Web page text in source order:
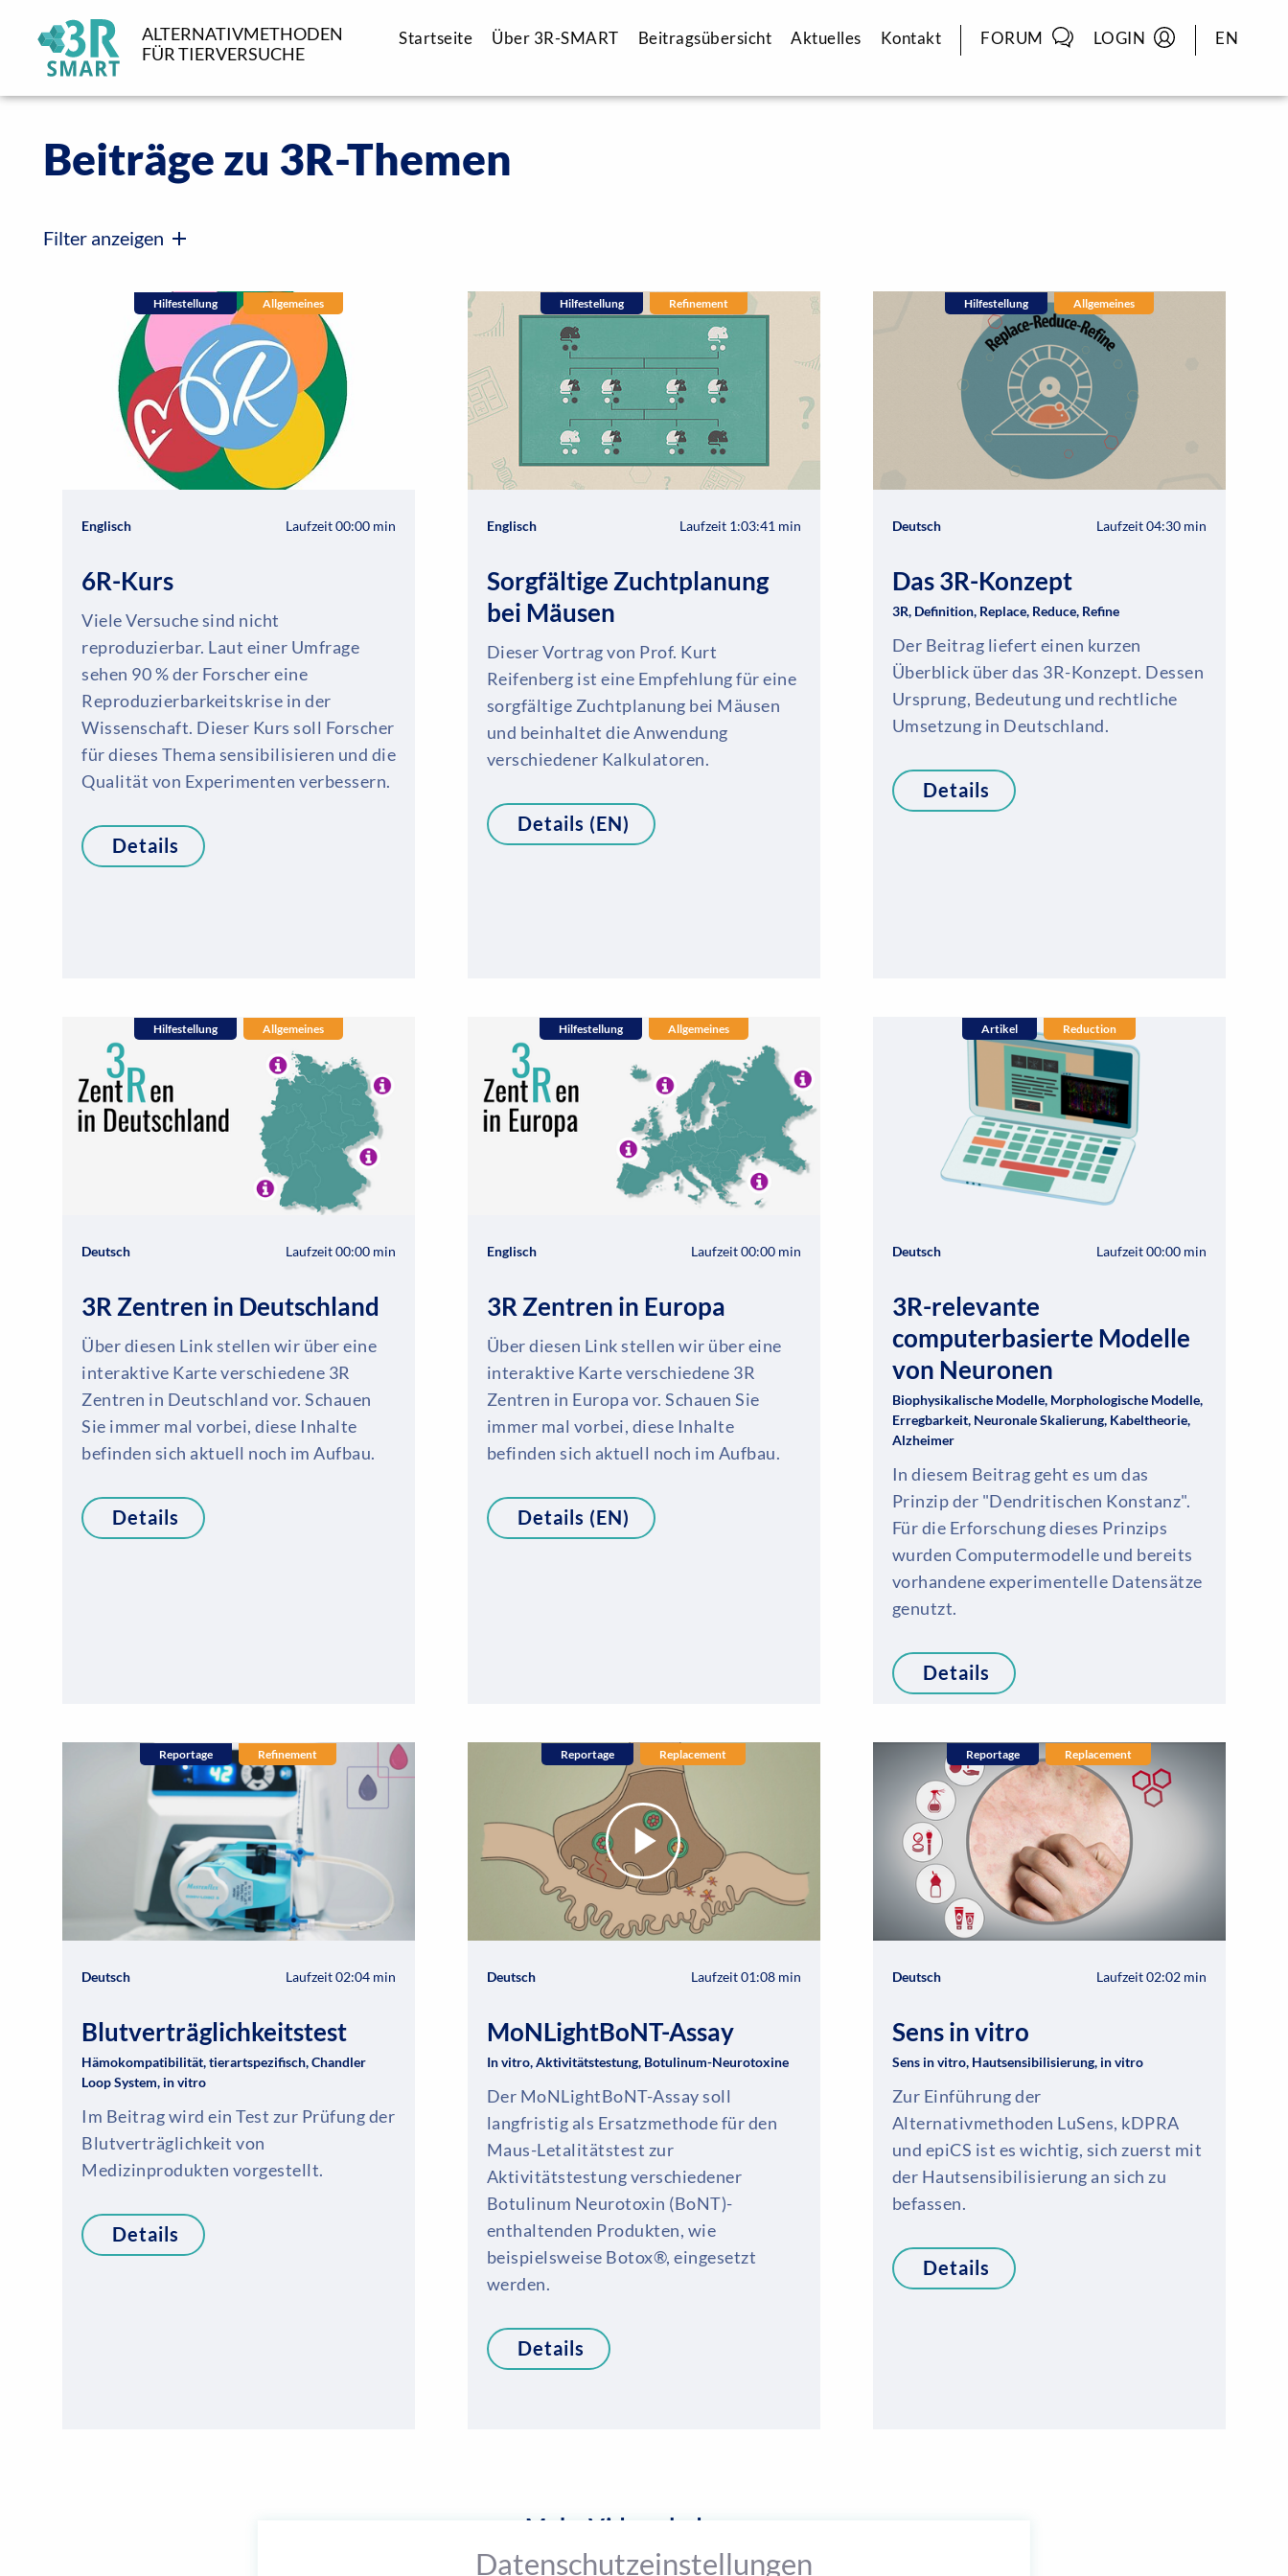
ALTERNATIVMETHODEN
FÜR TIERVERSUCHE
Startseite Über 3R-SMART Beitragsübersicht Aktuelles Kontakt FORUM LOGIN EN
Beiträge zu 3R-Themen
Filter anzeigen
alle anzeigen(22) (4) Protokoll(2) Reportage(7) Hilfestellung(8) Artikel(1)
alle anzeigen (22) (4)
Hilfestellung Allgemeines
Englisch Laufzeit 00:00 min
6R-Kurs
Viele Versuche sind nicht
reproduzierbar. Laut einer Umfrage
sehen 90 % der Forscher eine
Reproduzierbarkeitskrise in der
Wissenschaft. Dieser Kurs soll Forscher
für dieses Thema sensibilisieren und die
Qualität von Experimenten verbessern.
Details
Hilfestellung Refinement
Englisch Laufzeit 1:03:41 min
Sorgfältige Zuchtplanung
bei Mäusen
Dieser Vortrag von Prof. Kurt
Reifenberg ist eine Empfehlung für eine
sorgfältige Zuchtplanung bei Mäusen
und beinhaltet die Anwendung
verschiedener Kalkulatoren.
Details (EN)
Hilfestellung Allgemeines
Deutsch Laufzeit 04:30 min
Das 3R-Konzept
3R, Definition, Replace, Reduce, Refine
Der Beitrag liefert einen kurzen
Überblick über das 3R-Konzept. Dessen
Ursprung, Bedeutung und rechtliche
Umsetzung in Deutschland.
Details
Hilfestellung Allgemeines
Deutsch Laufzeit 00:00 min
3R Zentren in Deutschland
Über diesen Link stellen wir über eine
interaktive Karte verschiedene 3R
Zentren in Deutschland vor. Schauen
Sie immer mal vorbei, diese Inhalte
befinden sich aktuell noch im Aufbau.
Details
Hilfestellung Allgemeines
Englisch Laufzeit 00:00 min
3R Zentren in Europa
Über diesen Link stellen wir über eine
interaktive Karte verschiedene 3R
Zentren in Europa vor. Schauen Sie
immer mal vorbei, diese Inhalte
befinden sich aktuell noch im Aufbau.
Details (EN)
Artikel Reduction
Deutsch Laufzeit 00:00 min
3R-relevante
computerbasierte Modelle
von Neuronen
Biophysikalische Modelle, Morphologische Modelle,
Erregbarkeit, Neuronale Skalierung, Kabeltheorie,
Alzheimer
In diesem Beitrag geht es um das
Prinzip der "Dendritischen Konstanz".
Für die Erforschung dieses Prinzips
wurden Computermodelle und bereits
vorhandene experimentelle Datensätze
genutzt.
Details
Reportage Refinement
Deutsch Laufzeit 02:04 min
Blutverträglichkeitstest
Hämokompatibilität, tierartspezifisch, Chandler
Loop System, in vitro
Im Beitrag wird ein Test zur Prüfung der
Blutverträglichkeit von
Medizinprodukten vorgestellt.
Details
Reportage Replacement
Deutsch Laufzeit 01:08 min
MoNLightBoNT-Assay
In vitro, Aktivitätstestung, Botulinum-Neurotoxine
Der MoNLightBoNT-Assay soll
langfristig als Ersatzmethode für den
Maus-Letalitätstest zur
Aktivitätstestung verschiedener
Botulinum Neurotoxin (BoNT)-
enthaltenden Produkten, wie
beispielsweise Botox®, eingesetzt
werden.
Details
Reportage Replacement
Deutsch Laufzeit 02:02 min
Sens in vitro
Sens in vitro, Hautsensibilisierung, in vitro
Zur Einführung der
Alternativmethoden LuSens, kDPRA
und epiCS ist es wichtig, sich zuerst mit
der Hautsensibilisierung an sich zu
befassen.
Details
Mehr Videos laden
Datenschutzeinstellungen